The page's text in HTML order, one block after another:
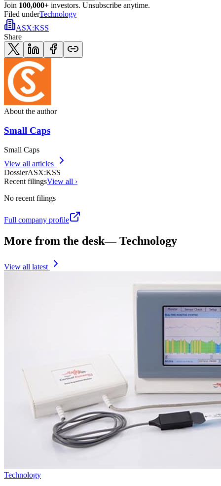
Join 100,000+ investors. Unsubscribe anytime.
Filed underTechnology
ASX:KSS
Share
About the author
Small Caps
Small Caps
View all articles
DossierASX:KSS
Recent filingsView all ›
No recent filings
Full company profile
More from the desk—Technology
View all latest
Technology